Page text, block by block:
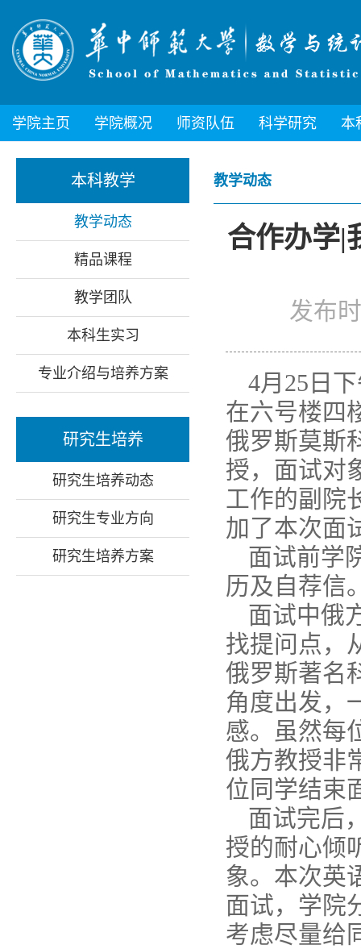
学院主页 学院概况 师资队伍 科学研究 本
本科教学
教学动态
精品课程
教学团队
本科生实习
专业介绍与培养方案
研究生培养
研究生培养动态
研究生专业方向
研究生培养方案
教学动态
合作办学|
发布
4月25日
在六号楼四
俄罗斯莫斯
授，面试对
工作的副院
加了本次面
面试前学
历及自荐信
面试中俄
找提问点，
俄罗斯著名
角度出发，
感。虽然每
俄方教授非
位同学结束
面试完后
授的耐心倾
象。本次英
面试，学院
考虑尽量给